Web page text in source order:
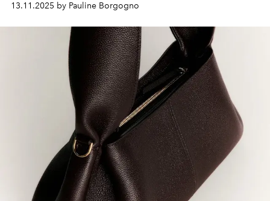
13.11.2025 by Pauline Borgogno